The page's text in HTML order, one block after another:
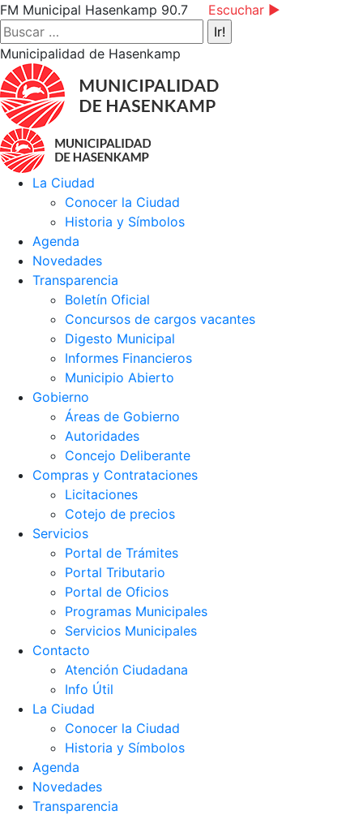
Saltar
al
contenido
Facebook
page
opens
new
window
Instagram
page
opens
new
window
YouTube
page
opens
new
window
FM Municipal Hasenkamp 90.7
Escuchar ►
Buscar:
Municipalidad de Hasenkamp
La Ciudad
Conocer la Ciudad
Historia y Símbolos
Agenda
Novedades
Transparencia
Boletín Oficial
Concursos de cargos vacantes
Digesto Municipal
Informes Financieros
Municipio Abierto
Gobierno
Áreas de Gobierno
Autoridades
Concejo Deliberante
Compras y Contrataciones
Licitaciones
Cotejo de precios
Servicios
Portal de Trámites
Portal Tributario
Portal de Oficios
Programas Municipales
Servicios Municipales
Contacto
Atención Ciudadana
Info Útil
La Ciudad
Conocer la Ciudad
Historia y Símbolos
Agenda
Novedades
Transparencia